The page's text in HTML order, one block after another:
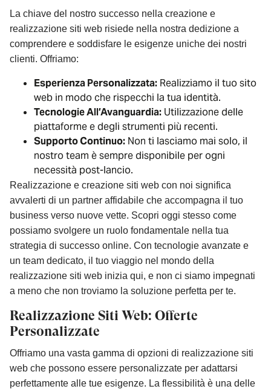
La chiave del nostro successo nella creazione e
realizzazione siti web risiede nella nostra dedizione a
comprendere e soddisfare le esigenze uniche dei nostri
clienti. Offriamo:
Esperienza Personalizzata: Realizziamo il tuo sito
web in modo che rispecchi la tua identità.
Tecnologie All’Avanguardia: Utilizzazione delle
piattaforme e degli strumenti più recenti.
Supporto Continuo: Non ti lasciamo mai solo, il
nostro team è sempre disponibile per ogni
necessità post-lancio.
Realizzazione e creazione siti web con noi significa
avvalerti di un partner affidabile che accompagna il tuo
business verso nuove vette. Scopri oggi stesso come
possiamo svolgere un ruolo fondamentale nella tua
strategia di successo online. Con tecnologie avanzate e
un team dedicato, il tuo viaggio nel mondo della
realizzazione siti web inizia qui, e non ci siamo impegnati
a meno che non troviamo la soluzione perfetta per te.
Realizzazione Siti Web: Offerte
Personalizzate
Offriamo una vasta gamma di opzioni di realizzazione siti
web che possono essere personalizzate per adattarsi
perfettamente alle tue esigenze. La flessibilità è una delle